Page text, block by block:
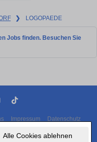
Alle Cookies ablehnen
❯ LOGOPAEDE
Jobs finden. Besuchen Sie
Impressum Datenschutz